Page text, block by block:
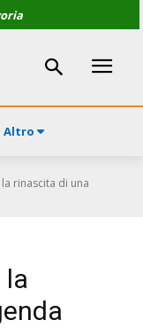
Altro
rinascita di una
la